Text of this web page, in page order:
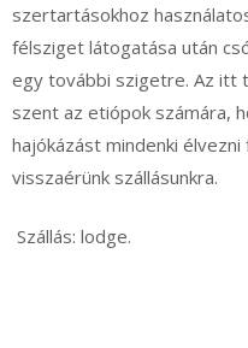
szertartásokhoz
félsziget látogatása után
egy további szigetre. Az itt
szent az etiópok számára,
hajókázást mindenki
visszaérünk szállásunkra.
Szállás: lodge.